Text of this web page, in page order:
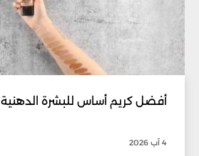
أفضل كريم أساس للبشرة الدهنية
4 آب 2026